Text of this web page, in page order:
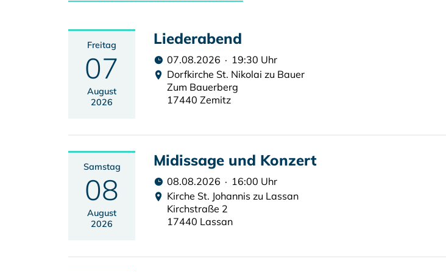
Freitag
07
August
2026
Liederabend
07.08.2026 · 19:30 Uhr
Dorfkirche St. Nikolai zu Bauer
Zum Bauerberg
17440 Zemitz
Samstag
08
August
2026
Midissage und Konzert
08.08.2026 · 16:00 Uhr
Kirche St. Johannis zu Lassan
Kirchstraße 2
17440 Lassan